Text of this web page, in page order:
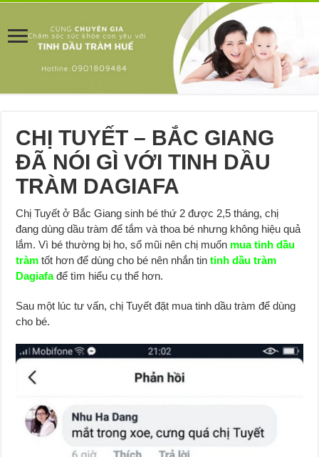
CHỊ TUYẾT – BẮC GIANG
ĐÃ NÓI GÌ VỚI TINH DẦU
TRÀM DAGIAFA
Chị Tuyết ở Bắc Giang sinh bé thứ 2 được 2,5 tháng, chị
đang dùng dầu tràm để tắm và thoa bé nhưng không hiệu quả
lắm. Vì bé thường bị ho, sổ mũi nên chị muốn mua tinh dầu
tràm tốt hơn để dùng cho bé nên nhắn tintinh dầu tràm
Dagiafađể tìm hiểu cụ thể hơn.
Sau một lúc tư vấn, chị Tuyết đặt mua tinh dầu tràm để dùng
cho bé.